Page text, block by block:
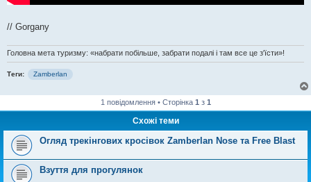
// Gorgany
Головна мета туризму: «набрати побільше, забрати подалі і там все це з'їсти»!
Теги: Zamberlan
1 повідомлення • Сторінка 1 з 1
Схожі теми
Огляд трекінгових кросівок Zamberlan Nose та Free Blast
Взуття для прогулянок